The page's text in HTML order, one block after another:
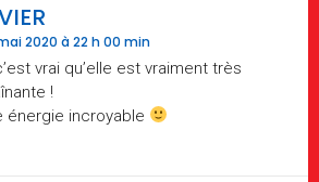
2020 à 22 h 00 min
vrai qu’elle est vraiment très
!
énergie incroyable